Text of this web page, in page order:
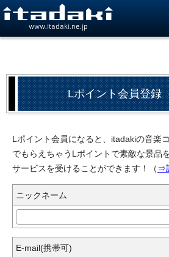
www.itadaki.ne.jp
Lポイント会員登録
Lポイント会員になると、itadakiの音楽
でもらえちゃうLポイントで素敵な景品
サービスを受けることができます！（ ⇒
ニックネーム
E-mail(携帯可)